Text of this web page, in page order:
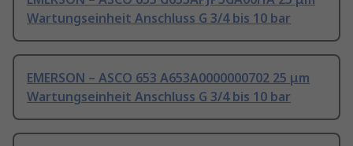
Wartungseinheit Anschluss G 3/4 bis 10 bar
EMERSON – ASCO 653 A653A0000000702 25 μm
Wartungseinheit Anschluss G 3/4 bis 10 bar